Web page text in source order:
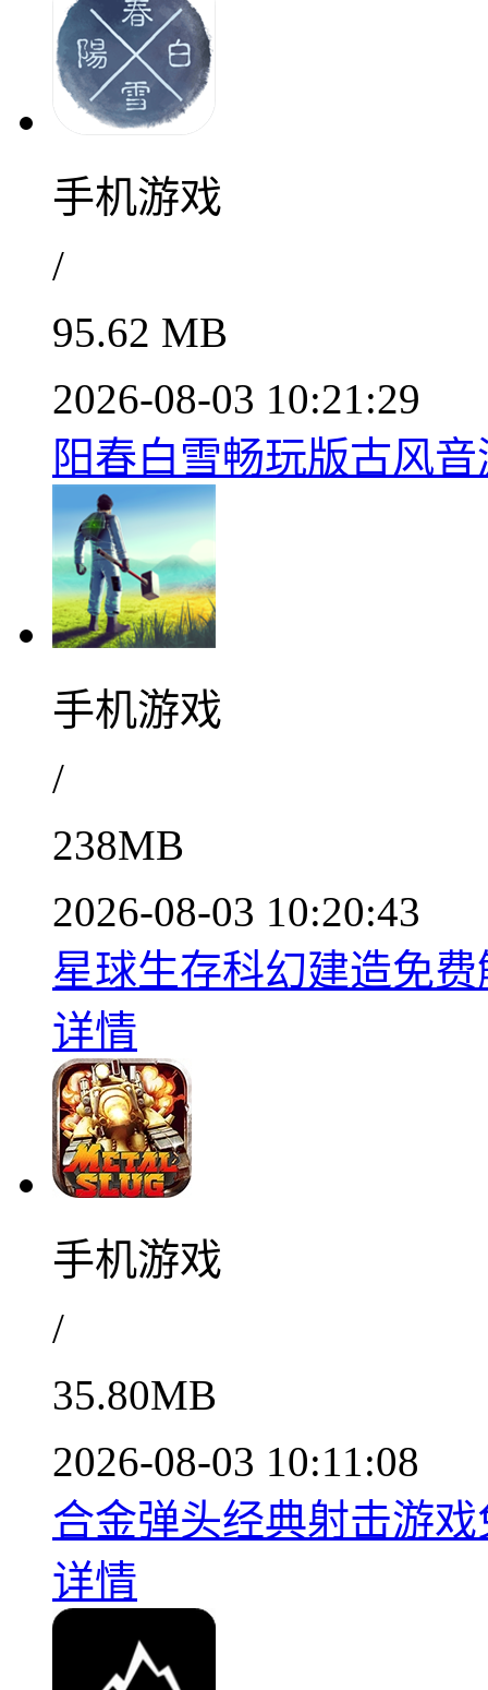
手机游戏
/
95.62 MB
2026-08-03 10:21:29
阳春白雪畅玩版古风
手机游戏
/
238MB
2026-08-03 10:20:43
星球生存科幻建造免
详情
手机游戏
/
35.80MB
2026-08-03 10:11:08
合金弹头经典射击游
详情